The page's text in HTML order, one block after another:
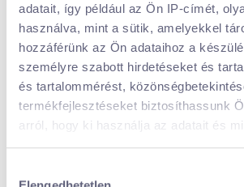
adatait, így például az Ön IP-címét,
használva, mint a sütik, amelyekkel
hozzáférünk az Ön adataihoz a
személyre szabott hirdetéseket és
és tartalommérést,
termékfejlesztéseket biztosíthassunk
arról, hogy ki használja az adatait és
A keszthelyi John’s Pub1100 év ízei
László, a SVÉT elnöke kalauzolt bennünket
megmutatva, hogy akár egy grízes tészta is
egy vacsorának.